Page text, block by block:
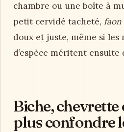
chambre ou une boîte à
petit cervidé tacheté, faon
doux et juste, même si les
d’espèce méritent ensuite
Biche, chevrette
plus confondre